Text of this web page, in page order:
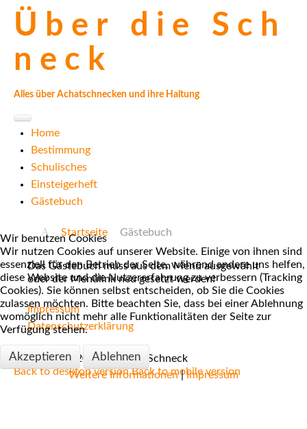
Ü b e r d i e S c h
n e c k
Alles über Achatschnecken und ihre Haltung
Home
Bestimmung
Schulisches
Einsteigerheft
Gästebuch
Startseite Gästebuch
Das Gästebuch muss aus dem Menü ausgewählt
oder der Menülink neu gesetzt werden!
Impressum
Datenschutzerklärung
Copyright © 2026 Über die Schneck
Back to desktop version Back to mobile version
Wir benutzen Cookies
Wir nutzen Cookies auf unserer Website. Einige von ihnen sind
essenziell für den Betrieb der Seite, während andere uns helfen,
diese Website und die Nutzererfahrung zu verbessern (Tracking
Cookies). Sie können selbst entscheiden, ob Sie die Cookies
zulassen möchten. Bitte beachten Sie, dass bei einer Ablehnung
womöglich nicht mehr alle Funktionalitäten der Seite zur
Verfügung stehen.
Akzeptieren Ablehnen
Weitere Informationen|Impressum